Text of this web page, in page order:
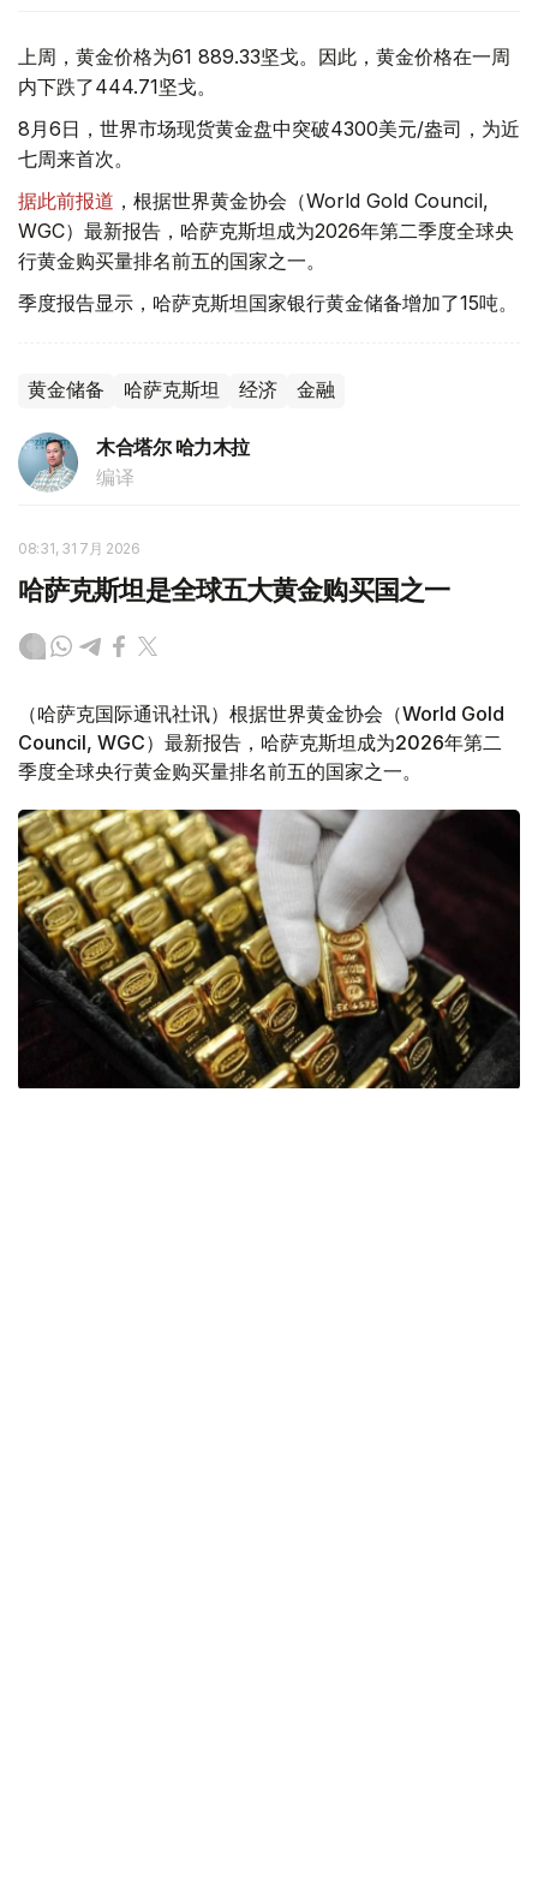
上周，黄金价格为61 889.33坚戈。因此，黄金价格在一周
内下跌了444.71坚戈。
8月6日，世界市场现货黄金盘中突破4300美元/盎司，为近
七周来首次。
据此前报道 ，根据世界黄金协会（World Gold Council,
WGC）最新报告，哈萨克斯坦成为2026年第二季度全球央
行黄金购买量排名前五的国家之一。
季度报告显示，哈萨克斯坦国家银行黄金储备增加了15吨。
黄金储备 哈萨克斯坦 经济 金融
木合塔尔 哈力木拉
编译
08:31, 31 7月 2026
哈萨克斯坦是全球五大黄金购买国之一
（哈萨克国际通讯社讯）根据世界黄金协会（World Gold
Council, WGC）最新报告，哈萨克斯坦成为2026年第二
季度全球央行黄金购买量排名前五的国家之一。